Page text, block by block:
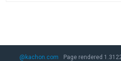
@kachon.com Page rendered